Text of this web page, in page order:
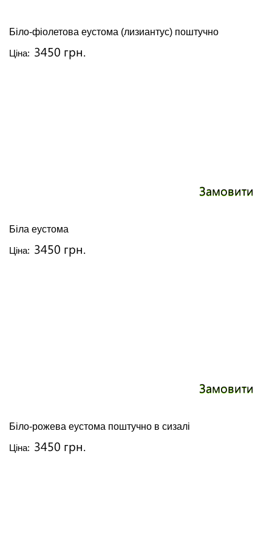
Біло-фіолетова еустома (лизиантус) поштучно
Ціна: 3450 грн.
Замовити
Біла еустома
Ціна: 3450 грн.
Замовити
Біло-рожева еустома поштучно в сизалі
Ціна: 3450 грн.